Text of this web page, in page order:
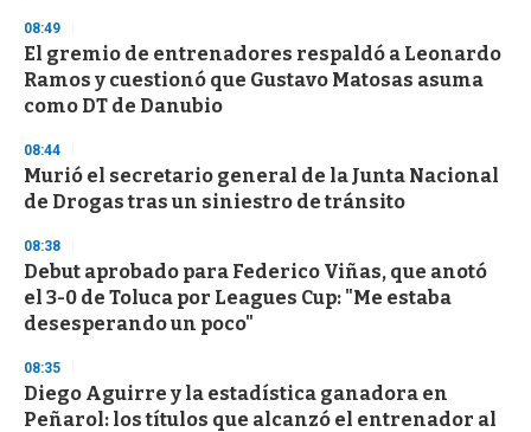
08:49
El gremio de entrenadores respaldó a Leonardo
Ramos y cuestionó que Gustavo Matosas asuma
como DT de Danubio
08:44
Murió el secretario general de la Junta Nacional
de Drogas tras un siniestro de tránsito
08:38
Debut aprobado para Federico Viñas, que anotó
el 3-0 de Toluca por Leagues Cup: "Me estaba
desesperando un poco"
08:35
Diego Aguirre y la estadística ganadora en
Peñarol: los títulos que alcanzó el entrenador al